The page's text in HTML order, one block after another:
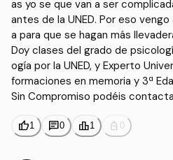
as yo se que van a ser
antes de la UNED. Por eso
a para que se hagan más
Doy clases del grado de
ogía por la UNED, y Experto
formaciones en memoria y 3ª
Sin Compromiso podéis
Diego.
thumb_up1 chat0 leaderboard1 personal_bag 0